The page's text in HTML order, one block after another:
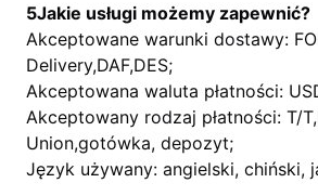
5Jakie usługi możemy zapewnić?
Akceptowane warunki dostawy:
Delivery,DAF,DES;
Akceptowana waluta płatności:
Akceptowany rodzaj płatności: T/
Union,gotówka, depozyt;
Język używany: angielski, chiński,